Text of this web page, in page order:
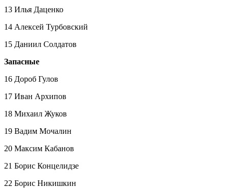
13 Илья Даценко
14 Алексей Турбовский
15 Даниил Солдатов
Запасные
16 Дороб Гулов
17 Иван Архипов
18 Михаил Жуков
19 Вадим Мочалин
20 Максим Кабанов
21 Борис Концелидзе
22 Борис Никишкин